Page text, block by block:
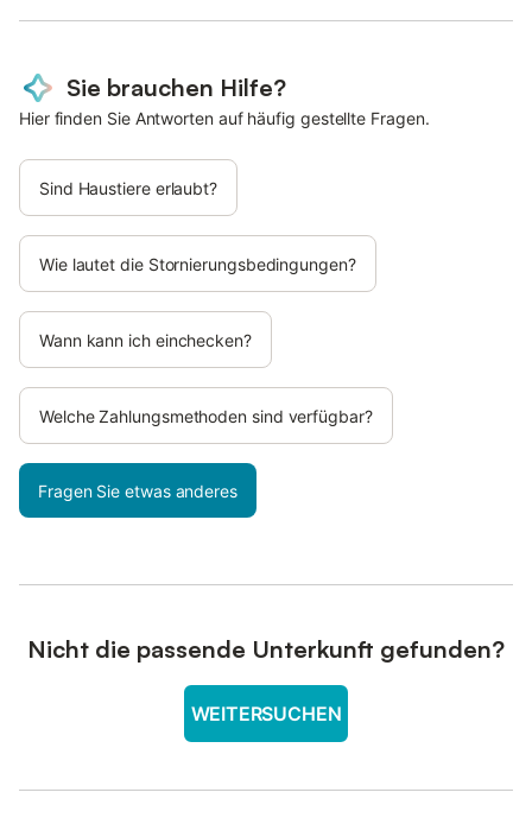
Sie brauchen Hilfe?
Hier finden Sie Antworten auf häufig gestellte Fragen.
Sind Haustiere erlaubt?
Wie lautet die Stornierungsbedingungen?
Wann kann ich einchecken?
Welche Zahlungsmethoden sind verfügbar?
Fragen Sie etwas anderes
Nicht die passende Unterkunft gefunden?
WEITERSUCHEN